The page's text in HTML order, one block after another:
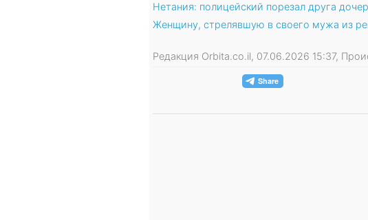
Нетания: полицейский порезал друга
Женщину, стрелявшую в своего мужа из
Редакция Orbita.co.il, 07.06.2026 15:37,